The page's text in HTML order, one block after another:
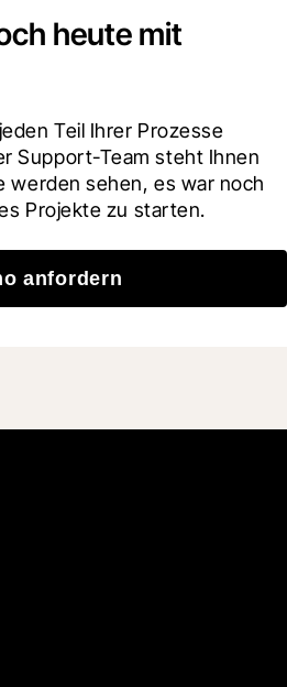
heute mit
Teil Ihrer Prozesse
Support-Team steht Ihnen
werden sehen, es war noch
Projekte zu starten.
anfordern